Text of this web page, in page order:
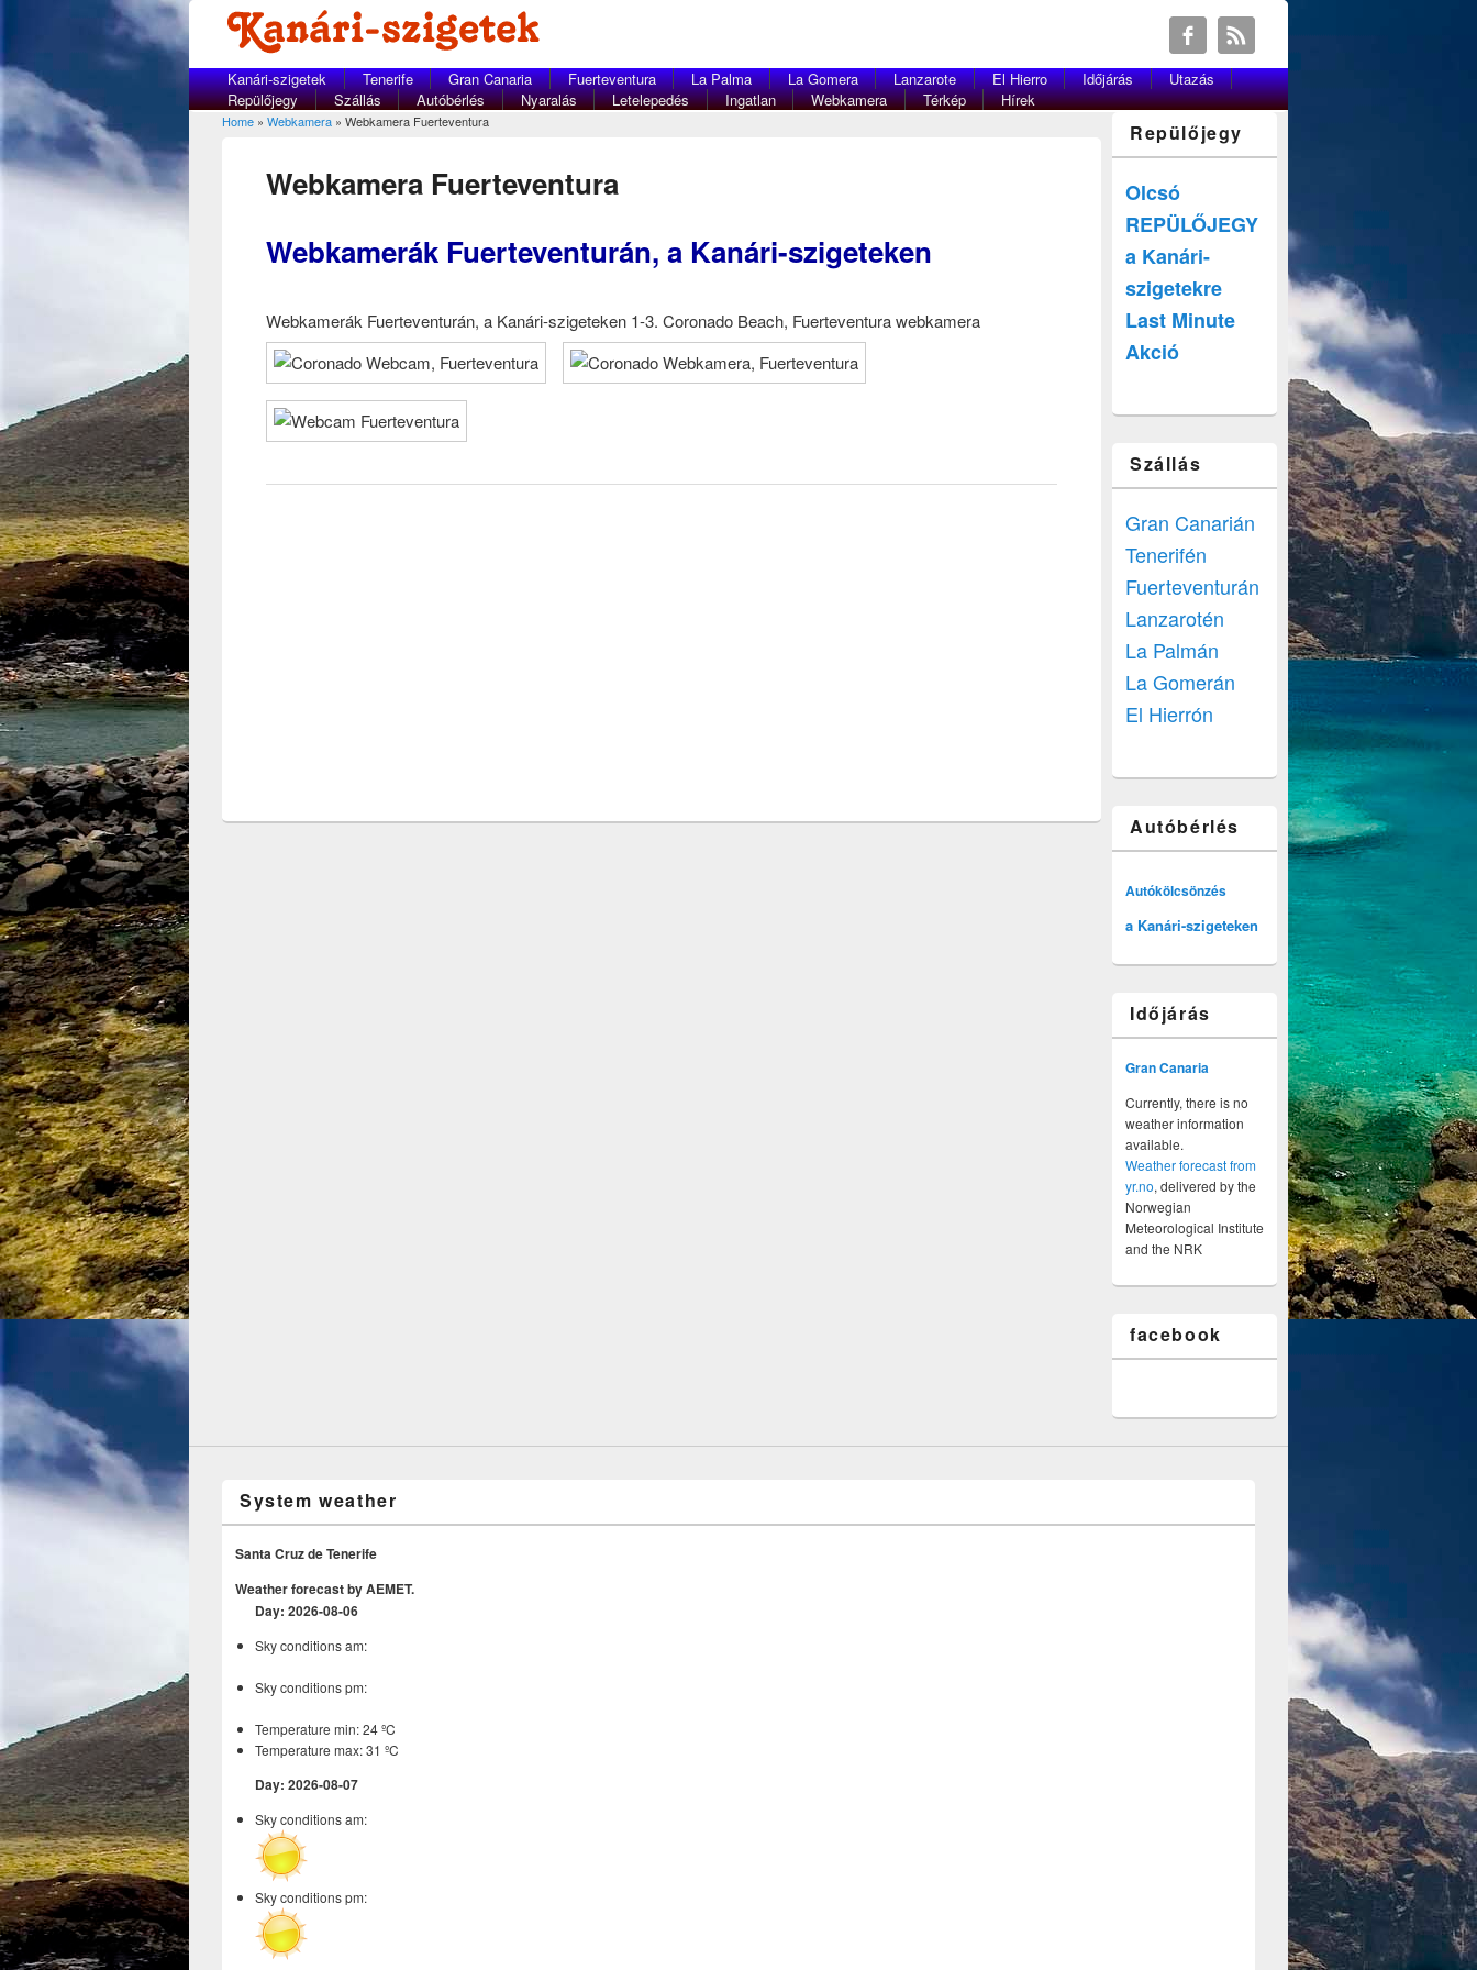
Kanári-szigetek Tenerife Gran Canaria Fuerteventura La Palma La Gomera Lanzarote El Hierro Időjárás
Utazás
Repülőjegy
Szállás Autóbérlés Nyaralás Letelepedés Ingatlan Webkamera Térkép Hírek
You are here
Home » Webkamera » Webkamera Fuerteventura
Webkamera Fuerteventura
Webkamerák Fuerteventurán, a Kanári-szigeteken
Webkamerák Fuerteventurán, a Kanári-szigeteken 1-3. Coronado Beach, Fuerteventura webkamera
Repülőjegy
Olcsó
REPÜLŐJEGY
a Kanári-
szigetekre
Last Minute
Akció
Szállás
Gran Canarián
Tenerifén
Fuerteventurán
Lanzarotén
La Palmán
La Gomerán
El Hierrón
Autóbérlés
Autókölcsönzés
a Kanári-szigeteken
Időjárás
Gran Canaria
Currently, there is no
weather information
available.
Weather forecast from
yr.no, delivered by the
Norwegian
Meteorological Institute
and the NRK
facebook
System weather
Santa Cruz de Tenerife
Weather forecast by AEMET.
Day: 2026-08-06
Sky conditions am:
Sky conditions pm:
Temperature min: 24 ºC
Temperature max: 31 ºC
Day: 2026-08-07
Sky conditions am:
Sky conditions pm: